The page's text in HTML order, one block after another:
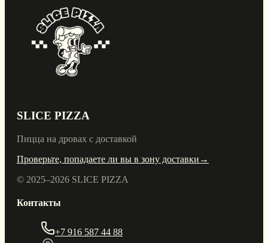
SLICE PIZZA
Пицца на дровах с доставкой
Проверьте, попадаете ли вы в зону доставки →
© 2025–2026 SLICE PIZZA
Контакты
+7 916 587 44 88